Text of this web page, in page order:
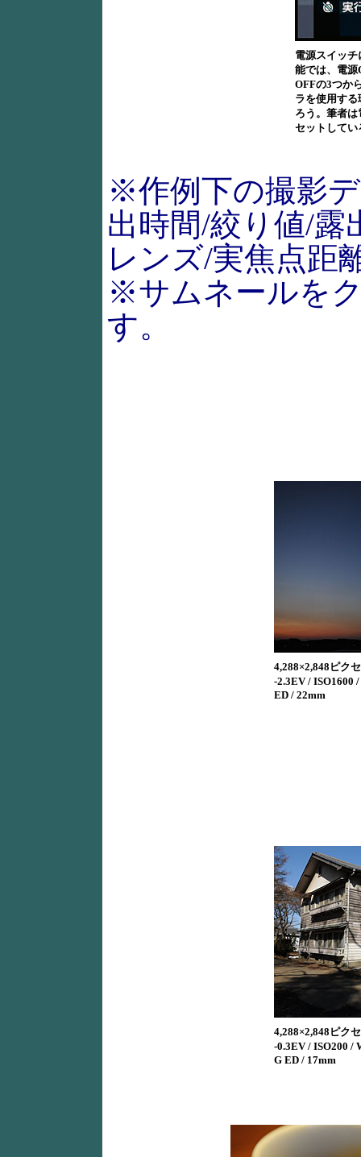
電源スイッ
能では、電源
OFFの3つか
ラを使用す
ろう。筆者
セットしてい
※作例下の撮影
出時間/絞り値/露
レンズ/実焦点距
※サムネールを
す。
4,288×2,848ピク
-2.3EV / ISO1600
ED / 22mm
4,288×2,848ピク
-0.3EV / ISO200 /
G ED / 17mm